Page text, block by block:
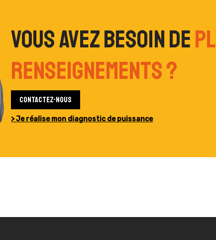
Vous avez besoin de
renseignements ?
Contactez-nous
> Je réalise mon diagnostic de puissance